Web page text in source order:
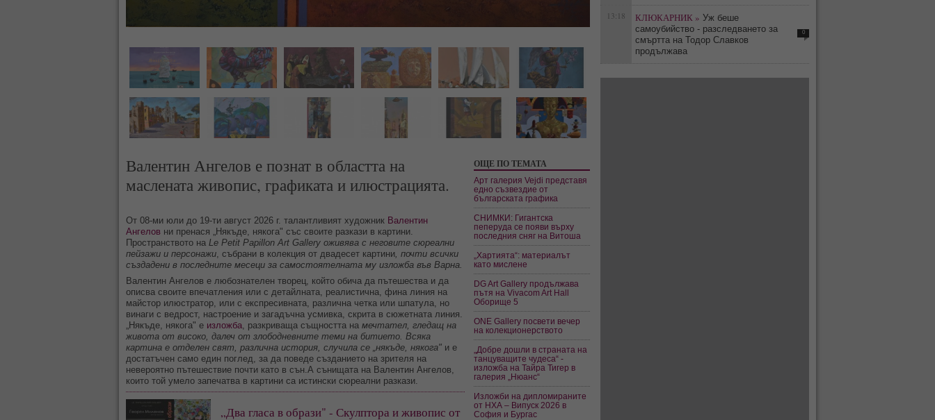
Валентин Ангелов е познат в областта на
маслената живопис, графиката и илюстрацията.
От 08-ми юли до 19-ти август 2026 г. талантливият художник Валентин
Ангелов ни пренася „Някъде, някога" със своите разкази в картини.
Пространството на Le Petit Papillon Art Gallery оживява с неговите сюреални
пейзажи и персонажи , събрани в колекция от двадесет картини , почти всички
създадени в последните месеци за самостоятелната му изложба във Варна.
Валентин Ангелов е любознателен творец, който обича да пътешества и да
описва своите впечатления или с детайлната, реалистична, фина линия на
майстор илюстратор, или с експресивната, различна четка или шпатула, но
винаги с ведрост, настроение и загадъчна усмивка, скрита в сюжетната линия.
„Някъде, някога" е изложба , разкриваща същността на мечтател, гледащ на
живота от високо, далеч от злободневните теми на битието. Всяка
картина е отделен свят, различна история, случила се „някъде, някога" и е
достатъчен само един поглед, за да поведе създанието на зрителя на
невероятно пътешествие почти като в сън.А сънищата на Валентин Ангелов,
които той умело запечатва в картини са истински сюреални разкази.
„Два гласа в образи" - Скулптора и живопис от
ОЩЕ ПО ТЕМАТА
Арт галерия Vejdi представя
едно съзвездие от
българската графика
СНИМКИ: Гигантска
пеперуда се появи върху
последния сняг на Витоша
„Хартията“: материалът
като мислене
DG Art Gallery продължава
пътя на Vivacom Art Hall
Оборище 5
ONE Gallery посвети вечер
на колекционерството
„Добре дошли в страната на
танцуващите чудеса“ -
изложба на Тайра Тигер в
галерия „Нюанс“
Изложби на дипломираните
от НХА – Випуск 2026 в
София и Бургас
13:18 КЛЮКАРНИК » Уж беше
самоубийство - разследването за
смъртта на Тодор Славков
продължава
0